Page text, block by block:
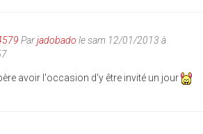
Parjadobado le sam 12/01/2013 à
avoir l'occasion d'y être invité un jour